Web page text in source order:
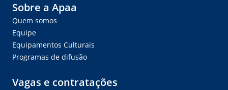
Sobre a Apaa
Quem somos
Equipe
Equipamentos Culturais
Programas de difusão
Vagas e contratações